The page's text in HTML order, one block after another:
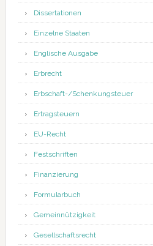
Dissertationen
Einzelne Staaten
Englische Ausgabe
Erbrecht
Erbschaft-/Schenkungsteuer
Ertragsteuern
EU-Recht
Festschriften
Finanzierung
Formularbuch
Gemeinnützigkeit
Gesellschaftsrecht